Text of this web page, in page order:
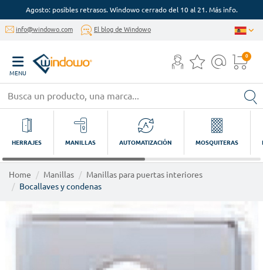
Agosto: posibles retrasos. Windowo cerrado del 10 al 21. Más info.
info@windowo.com El blog de Windowo
MENU
0
HERRAJES MANILLAS AUTOMATIZACIÓN MOSQUITERAS
Home Manillas
Manillas para puertas interiores
Bocallaves y condenas